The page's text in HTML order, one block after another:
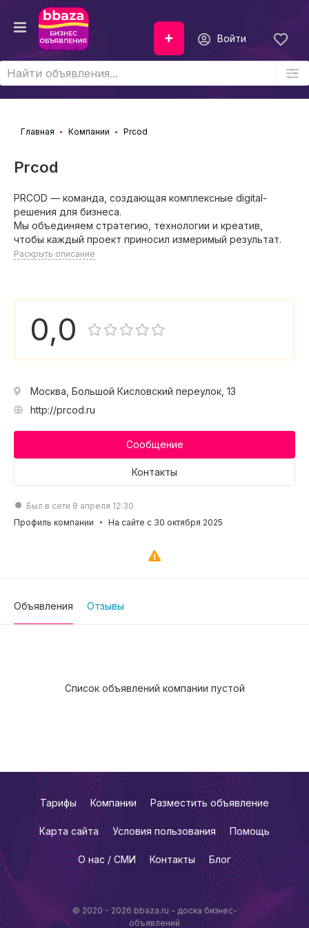
Войти
Главная Компании Prcod
Prcod
PRCOD — команда, создающая комплексные digital-
решения для бизнеса.
Мы объединяем стратегию, технологии и креатив,
чтобы каждый проект приносил измеримый результат.
Раскрыть описание
0,0
Москва, Большой Кисловский переулок, 13
http://prcod.ru
Сообщение
Контакты
Был в сети 8 апреля 12:30
Профиль компании
На сайте с 30 октября 2025
Объявления Отзывы
Список объявлений компании пустой
© 2020 - 2026 bbaza.ru - доска бизнес-
объявлений
Тарифы Компании Разместить объявление
Карта сайта Условия пользования Помощь
О нас / СМИ Контакты Блог